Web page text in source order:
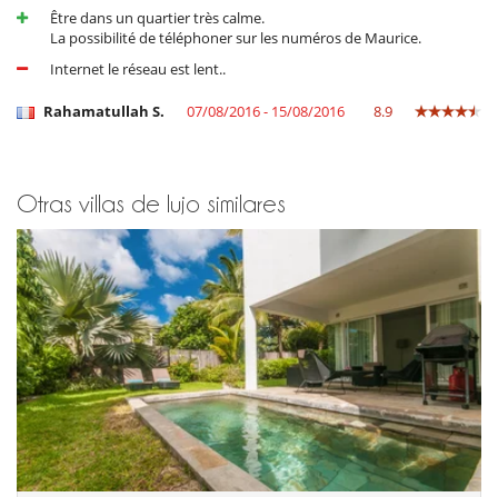
Être dans un quartier très calme.
La possibilité de téléphoner sur les numéros de Maurice.
Internet le réseau est lent..
Rahamatullah S. 07/08/2016 - 15/08/2016 8.9
Otras villas de lujo similares